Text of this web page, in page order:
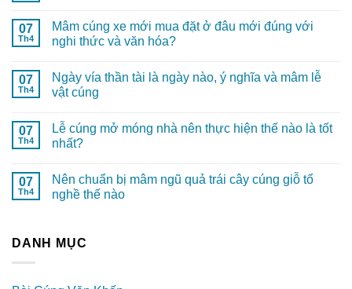
07
Th4
Mâm cúng xe mới mua đặt ở đâu mới đúng với
nghi thức và văn hóa?
07
Th4
Ngày vía thần tài là ngày nào, ý nghĩa và mâm lễ
vật cúng
07
Th4
Lễ cúng mở móng nhà nên thực hiện thế nào là tốt
nhất?
07
Th4
Nên chuẩn bị mâm ngũ quả trái cây cúng giỗ tổ
nghề thế nào
DANH MỤC